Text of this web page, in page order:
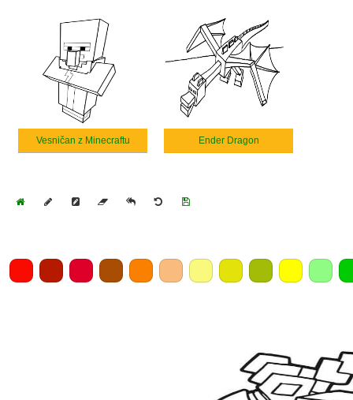
Vesničan z Minecraftu Ender Dragon